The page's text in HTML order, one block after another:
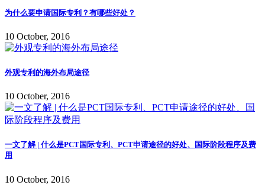
为什么要申请国际专利？有哪些好处？
10 October, 2016
外观专利的海外布局途径
10 October, 2016
一文了解 | 什么是PCT国际专利、PCT申请途径的好处、国际阶段程序及费
用
10 October, 2016